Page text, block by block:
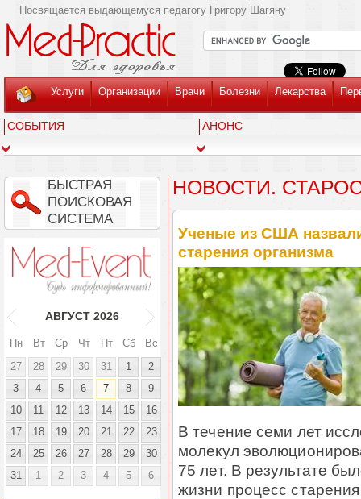
Посвящается выдающемуся педагогу Григору Шагяну
Услуги Организации Врачи Болезни Лекарства
СОБЫТИЯ АНОНС
БЫСТРАЯ
ПОИСКОВАЯ
СИСТЕМА
АВГУСТ 2026
Пн Вт Ср Чт Пт Сб
Вс
27
28 29 30 31 1
2
3
4 5 6 7 8
9
10
11 12 13 14 15
16
17
18 19 20 21 22
23
24
25 26 27 28 29
30
31
1 2 3 4 5 6
НОВОСТИ.
Ученые из США
старения организма
В течение семи лет
молекул
75 лет. В результате
жизни процесс